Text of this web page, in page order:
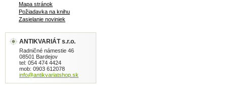
Mapa stránok
Požiadavka na knihu
Zasielanie noviniek
ANTIKVARIÁT s.r.o.
Radničné námestie 46
08501 Bardejov
tel: 054 474 4424
mob: 0903 612078
info@antikvariatshop.sk